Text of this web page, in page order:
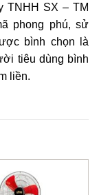
TNHH SX – TM
phong phú, sử
bình chọn là
tiêu dùng bình
liền.